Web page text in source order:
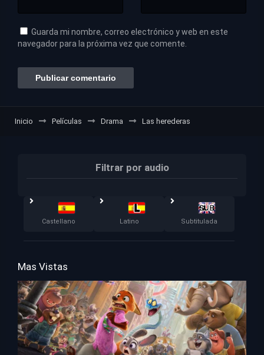
Guarda mi nombre, correo electrónico y web en este
navegador para la próxima vez que comente.
Inicio Películas Drama Las herederas
Filtrar por audio
Castellano Latino Subtitulada
Mas Vistas